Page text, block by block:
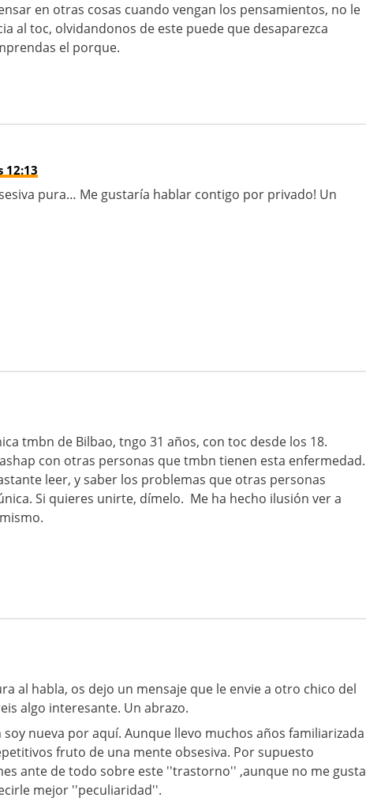
en otras cosas cuando vengan los pensamientos, no le
al toc, olvidandonos de este puede que desaparezca
el porque.
12:13
pura… Me gustaría hablar contigo por privado! Un
tmbn de Bilbao, tngo 31 años, con toc desde los 18.
con otras personas que tmbn tienen esta enfermedad.
leer, y saber los problemas que otras personas
Si quieres unirte, dímelo. Me ha hecho ilusión ver a
al habla, os dejo un mensaje que le envie a otro chico del
algo interesante. Un abrazo.
nueva por aquí. Aunque llevo muchos años familiarizada
fruto de una mente obsesiva. Por supuesto
ante de todo sobre este ''trastorno'' ,aunque no me gusta
mejor ''peculiaridad''.